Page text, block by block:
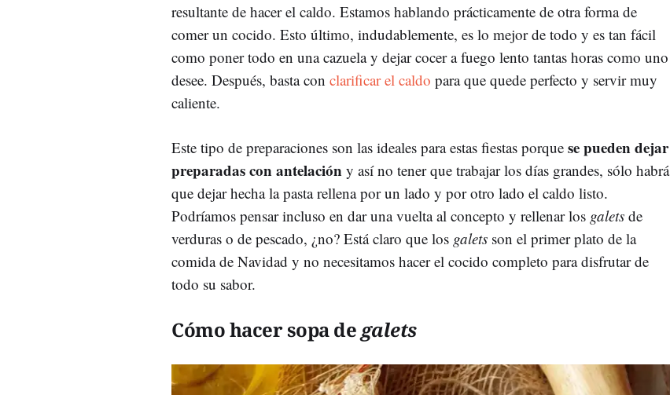
resultante de hacer el caldo. Estamos hablando prácticamente de otra forma de
comer un cocido. Esto último, indudablemente, es lo mejor de todo y es tan fácil
como poner todo en una cazuela y dejar cocer a fuego lento tantas horas como uno
desee. Después, basta con clarificar el caldo para que quede perfecto y servir muy
caliente.
Este tipo de preparaciones son las ideales para estas fiestas porque se pueden dejar
preparadas con antelación y así no tener que trabajar los días grandes, sólo habrá
que dejar hecha la pasta rellena por un lado y por otro lado el caldo listo.
Podríamos pensar incluso en dar una vuelta al concepto y rellenar los galets de
verduras o de pescado, ¿no? Está claro que los galets son el primer plato de la
comida de Navidad y no necesitamos hacer el cocido completo para disfrutar de
todo su sabor.
Cómo hacer sopa de galets